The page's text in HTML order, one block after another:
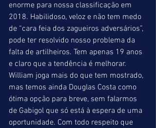
enorme para nossa classificação em
2018. Habilidoso, veloz e não tem medo
de “cara feia dos zagueiros adversários”,
pode ter resolvido nosso problema da
falta de artilheiros. Tem apenas 19 anos
e claro que a tendência é melhorar.
William joga mais do que tem mostrado,
mas temos ainda Douglas Costa como
ótima opção para breve, sem falarmos
de Gabigol que só está à espera de uma
oportunidade. Com todo respeito que